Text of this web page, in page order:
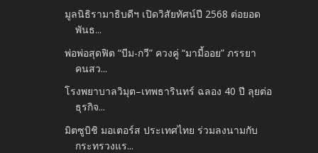
มูลนิธิรามาธิบดีฯ เปิดวิสัยทัศน์ปี 2568 ต่อยอด
พันธ...
พ่อพ่อสุดฟิต “บีม-กวี” ควงคู่ “มามี้ออย” ภรรยา
คนสว...
โรงพยาบาลวิมุต–เทพธารินทร์ ฉลอง 40 ปี ลุยต่อ
ธุรกิจ...
มิตซูบิชิ มอเตอร์ส ประเทศไทย ร่วมลงนามกับ
กระทรวงแร...